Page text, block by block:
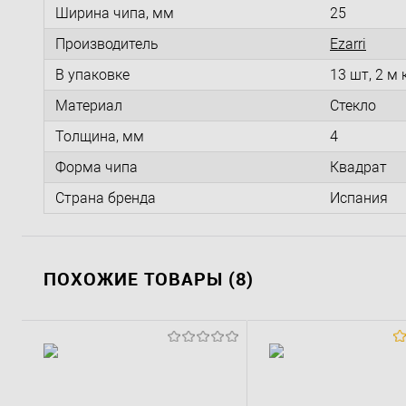
Ширина чипа, мм
25
Производитель
Ezarri
В упаковке
13 шт, 2 м
Материал
Стекло
Толщина, мм
4
Форма чипа
Квадрат
Страна бренда
Испания
ПОХОЖИЕ ТОВАРЫ (8)